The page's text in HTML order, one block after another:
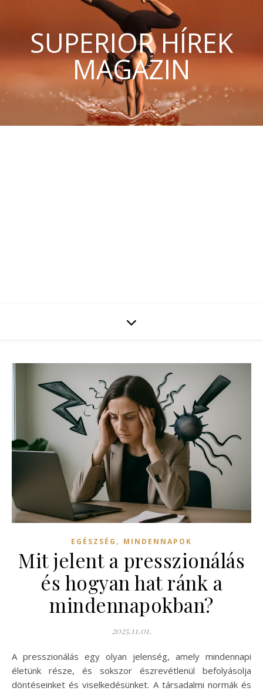
SUPERIOR HÍREK
MAGAZIN
EGÉSZSÉG , MINDENNAPOK
Mit jelent a presszionálás
és hogyan hat ránk a
mindennapokban?
2025.11.01.
A presszionálás egy olyan jelenség, amely mindennapi
életünk része, és sokszor észrevétlenül befolyásolja
döntéseinket és viselkedésünket. A társadalmi normák és